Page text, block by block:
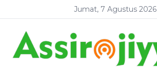
Jumat, 7 Agustus 2026